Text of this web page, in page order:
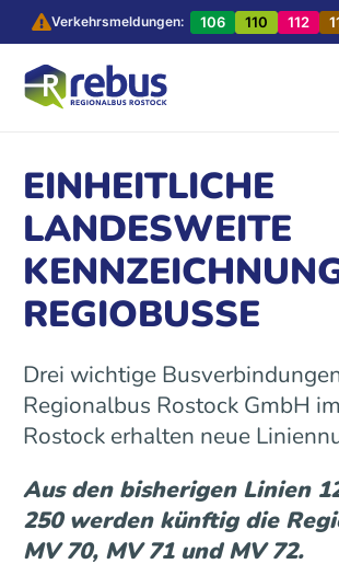
Verkehrsmeldungen: 106 110 112
EINHEITLICHE
LANDESWEITE
REGIOBUSSE
Drei wichtige
Regionalbus Rostock GmbH
Rostock erhalten neue
Aus den bisherigen Linien
250 werden künftig die
MV 70, MV 71 und MV 72.